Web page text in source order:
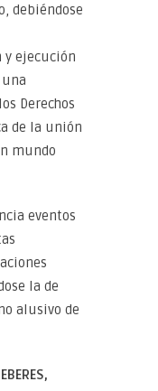
debiéndose
y ejecución
Derechos
de la unión
mundo
eventos
la de
alusivo de